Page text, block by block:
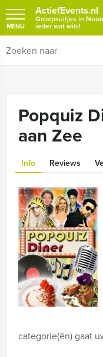
ActiefEvents.nl
Groepsuitjes in
ieder wat wils!
MENU
Popquiz
aan Zee
Info Reviews
categorie(ën) gaat